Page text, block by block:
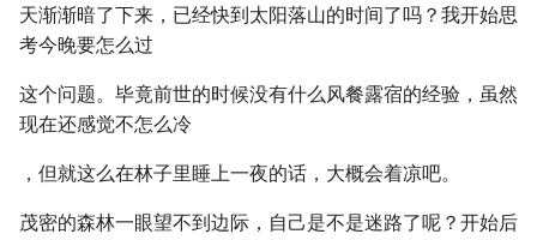
天渐渐暗了下来，已经快到太阳落山的时间了吗？我开始思
考今晚要怎么过
这个问题。毕竟前世的时候没有什么风餐露宿的经验，虽然
现在还感觉不怎么冷
，但就这么在林子里睡上一夜的话，大概会着凉吧。
茂密的森林一眼望不到边际，自己是不是迷路了呢？开始后